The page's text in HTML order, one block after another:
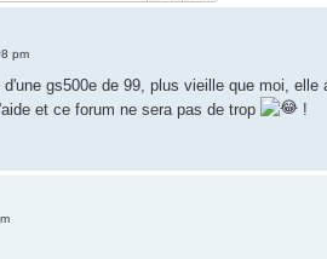
pm
gs500e de 99, plus vieille que moi,
et ce forum ne sera pas de trop
!